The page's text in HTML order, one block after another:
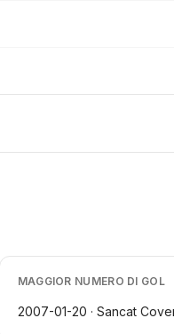
MAGGIOR NUMERO DI GOL
2007-01-20 · Sancat